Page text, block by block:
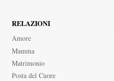
RELAZIONI
Amore
Mamma
Matrimonio
Posta del Cuore